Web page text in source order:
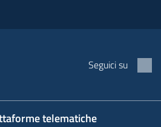
Seguici su
telematiche